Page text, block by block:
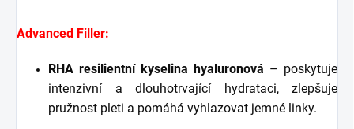
Advanced Filler:
RHA resilientní kyselina hyaluronová – poskytuje
intenzivní a dlouhotrvající hydrataci, zlepšuje
pružnost pleti a pomáhá vyhlazovat jemné linky.